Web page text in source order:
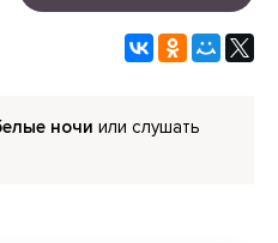
ночи или слушать